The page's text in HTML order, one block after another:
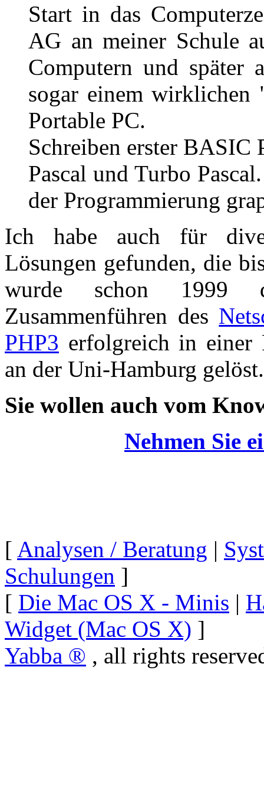
Start in das
AG an meiner Schule
Computern und
sogar einem
Portable PC.
Schreiben erster BASIC
Pascal und Turbo
der Programmierung
Ich habe auch für
Lösungen gefunden, die
wurde schon 1999
Zusammenführen des
PHP3 erfolgreich in
an der Uni-Hamburg gelöst.
Sie wollen auch vom
Nehmen Sie
[ Analysen / Beratung |
Schulungen ]
[ Die Mac OS X - Minis |
Widget (Mac OS X) ]
Yabba ® , all rights